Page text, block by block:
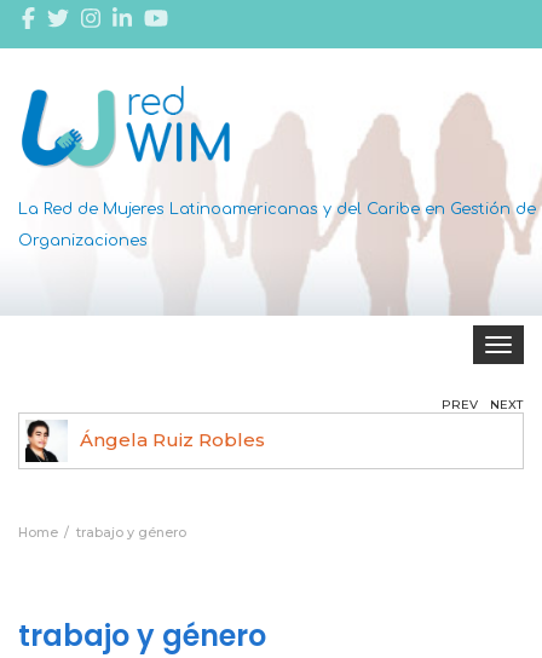
La Red de Mujeres Latinoamericanas y del Caribe en Gestión de
Organizaciones
Toggle
Ángela Ruiz Robles
PREV NEXT
Home trabajo y género
trabajo y género